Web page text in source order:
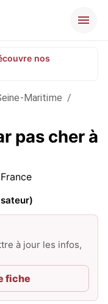
nos
Maritime /
pas cher à
à jour les infos,
fiche